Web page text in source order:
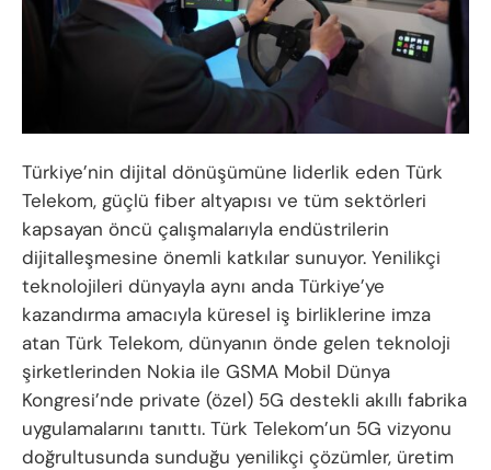
Türkiye’nin dijital dönüşümüne liderlik eden Türk
Telekom, güçlü fiber altyapısı ve tüm sektörleri
kapsayan öncü çalışmalarıyla endüstrilerin
dijitalleşmesine önemli katkılar sunuyor. Yenilikçi
teknolojileri dünyayla aynı anda Türkiye’ye
kazandırma amacıyla küresel iş birliklerine imza
atan Türk Telekom, dünyanın önde gelen teknoloji
şirketlerinden Nokia ile GSMA Mobil Dünya
Kongresi’nde private (özel) 5G destekli akıllı fabrika
uygulamalarını tanıttı. Türk Telekom’un 5G vizyonu
doğrultusunda sunduğu yenilikçi çözümler, üretim